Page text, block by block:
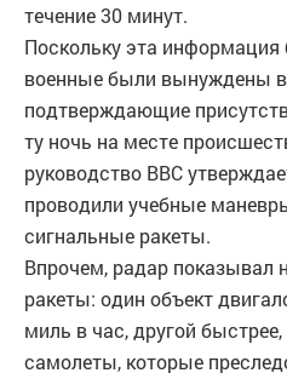
течение 30 минут.
Поскольку эта
военные были вынуждены
подтверждающие
ту ночь на месте
руководство ВВС
проводили учебные
сигнальные ракеты.
Впрочем, радар
ракеты: один объект
миль в час, другой
самолеты, которые